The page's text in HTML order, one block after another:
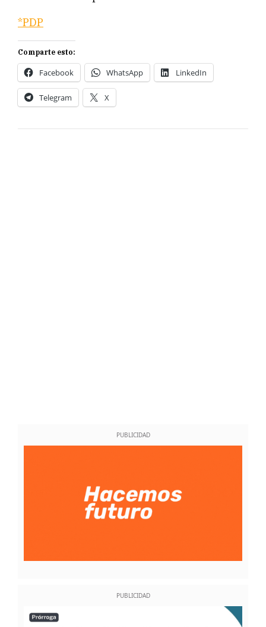
*PDP
Comparte esto:
Facebook WhatsApp LinkedIn
Telegram X